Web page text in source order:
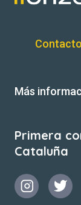
Contacto
Más
Primera
Cataluña